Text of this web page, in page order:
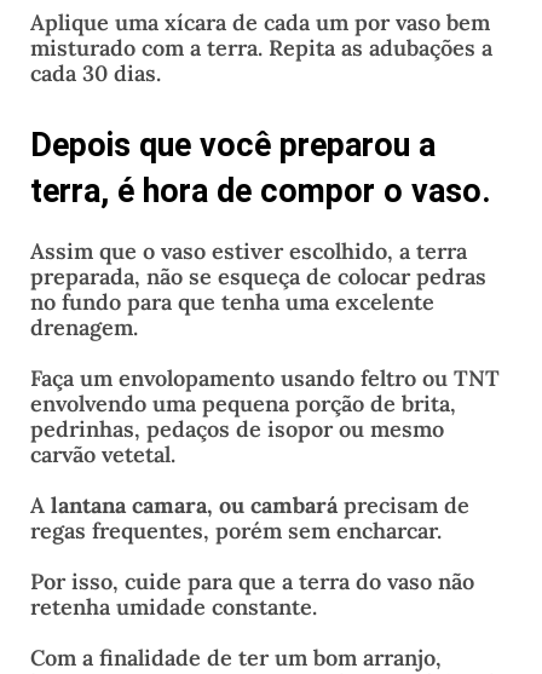
Aplique uma xícara de cada um por vaso bem
misturado com a terra. Repita as adubações a
cada 30 dias.
Depois que você preparou a
terra, é hora de compor o vaso.
Assim que o vaso estiver escolhido, a terra
preparada, não se esqueça de colocar pedras
no fundo para que tenha uma excelente
drenagem.
Faça um envolopamento usando feltro ou TNT
envolvendo uma pequena porção de brita,
pedrinhas, pedaços de isopor ou mesmo
carvão vetetal.
A lantana camara, ou cambaráprecisam de
regas frequentes, porém sem encharcar.
Por isso, cuide para que a terra do vaso não
retenha umidade constante.
Com a finalidade de ter um bom arranjo,